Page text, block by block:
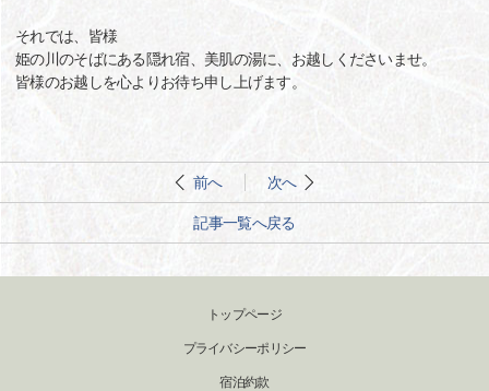
それでは、皆様
姫の川のそばにある隠れ宿、美肌の湯に、お越しくださいませ。
皆様のお越しを心よりお待ち申し上げます。
前へ 次へ
記事一覧へ戻る
トップページ
プライバシーポリシー
宿泊約款